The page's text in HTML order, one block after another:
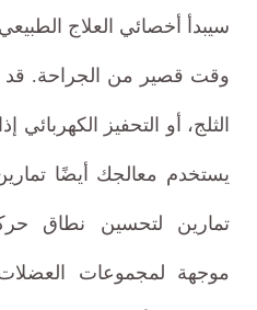
سيبدأ أخصائي العلاج
وقت قصير من الجراحة. قد
الثلج، أو التحفيز
يستخدم معالجك أيضًا
تمارين لتحسين نطاق
موجهة لمجموعات